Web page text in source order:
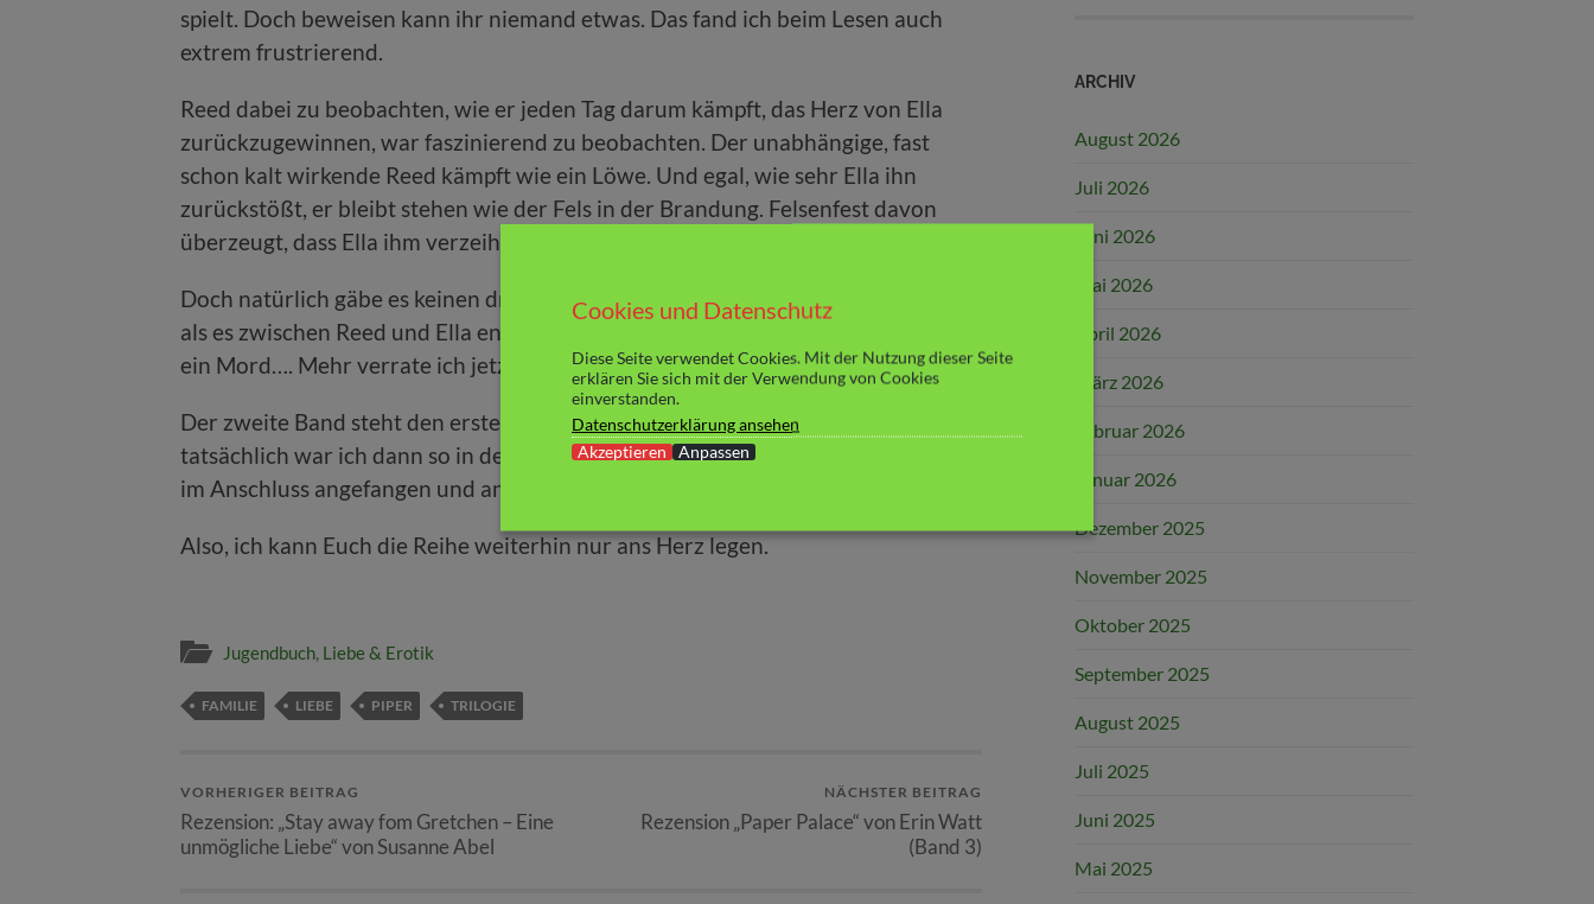
spielt. Doch beweisen kann ihr niemand etwas. Das fand ich beim Lesen auch
extrem frustrierend.
Reed dabei zu beobachten, wie er jeden Tag darum kämpft, das Herz von Ella
zurückzugewinnen, war faszinierend zu beobachten. Der unabhängige, fast
schon kalt wirkende Reed kämpft wie ein Löwe. Und egal, wie sehr Ella ihn
zurückstößt, er bleibt stehen wie der Fels in der Brandung. Felsenfest davon
überzeugt, dass Ella ihm verzeihen wird. Eines Tages.
Doch natürlich gäbe es keinen dritten Band, wenn das so einfach wäre. Gerade,
als es zwischen Reed und Ella endlich wieder gut zu werden scheint, geschieht
ein Mord…. Mehr verrate ich jetzt mal nicht.
Der zweite Band steht den erstem in fesselndem Schreibstil in nichts nach. Und
tatsächlich war ich dann so in der Geschichte gefangen, dass ich Band drei direkt
im Anschluss angefangen und an einem Tag ausgelesen habe.
Also, ich kann Euch die Reihe weiterhin nur ans Herz legen.
Jugendbuch, Liebe & Erotik
FAMILIE LIEBE PIPER TRILOGIE
VORHERIGER BEITRAG
Rezension: „Stay away fom Gretchen – Eine
unmögliche Liebe“ von Susanne Abel
NÄCHSTER BEITRAG
Rezension „Paper Palace“ von Erin Watt
(Band 3)
ARCHIV
August 2026
Juli 2026
Juni 2026
Mai 2026
April 2026
März 2026
Februar 2026
Januar 2026
Dezember 2025
November 2025
Oktober 2025
September 2025
August 2025
Juli 2025
Juni 2025
Mai 2025
Cookies und Datenschutz
Diese Seite verwendet Cookies. Mit der Nutzung dieser Seite
erklären Sie sich mit der Verwendung von Cookies
einverstanden.
Datenschutzerklärung ansehen
Akzeptieren
Anpassen